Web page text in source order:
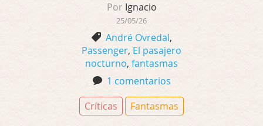
Por Ignacio
25/05/26
André Ovredal,
Passenger, El pasajero
nocturno, fantasmas
1 comentarios
Críticas
Fantasmas